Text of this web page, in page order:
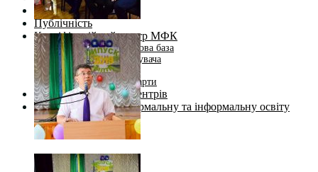
Контакти
Публічність
Кваліфікаційний центр МФК
Нормативно-правова база
Форма заяви здобувача
Перелік професій
Професійні стандарти
Майстри сервісних центрів
Про формальну, неформальну та інформальну освіту